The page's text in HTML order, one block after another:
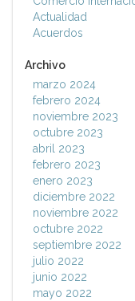
Actualidad
Acuerdos
Archivo
marzo 2024
febrero 2024
noviembre 2023
octubre 2023
abril 2023
febrero 2023
enero 2023
diciembre 2022
noviembre 2022
octubre 2022
septiembre 2022
julio 2022
junio 2022
mayo 2022